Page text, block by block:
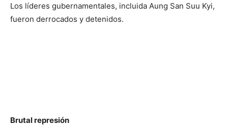
Los líderes gubernamentales, incluida Aung San Suu Kyi,
fueron derrocados y detenidos.
Brutal represión